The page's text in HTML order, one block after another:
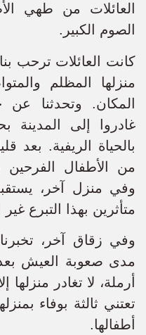
العائلات من طهي
الصوم الكبير.
كانت العائلات ترحب
منزلها المظلم
المكان. وتحدثنا عن
غادروا إلى المدينة
بالحياة الريفية. بعد
من الأطفال
وفي منزل آخر،
متأثرين بهذا التبرع غير
وفي زقاق آخر،
مدى صعوبة العيش
أرملة، لا تغادر منزلها
تعتني ثالثة بوفاء
أطفالها.